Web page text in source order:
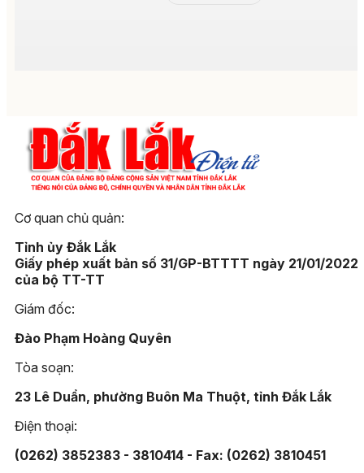
Cơ quan chủ quản:
Tỉnh ủy Đắk Lắk
Giấy phép xuất bản số 31/GP-BTTTT ngày 21/01/2022
của bộ TT-TT
Giám đốc:
Đào Phạm Hoàng Quyên
Tòa soạn:
23 Lê Duẩn, phường Buôn Ma Thuột, tỉnh Đắk Lắk
Điện thoại:
(0262) 3852383 - 3810414 - Fax: (0262) 3810451